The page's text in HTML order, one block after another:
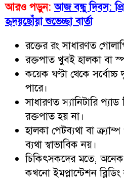
আরও পড়ুন: আজ বন্ধু দিবস:
হৃদয়ছোঁয়া শুভেচ্ছা বার্তা
রক্তের রং সাধারণত
রক্তপাত খুবই হালকা বা
কয়েক ঘণ্টা থেকে সর্বোচ্চ
পারে।
সাধারণত স্যানিটারি
রক্তপাত হয় না।
হালকা পেটব্যথা বা
ব্যথা স্বাভাবিক নয়।
চিকিৎসকদের মতে, অনেক
কখনো ইমপ্লান্টেশন